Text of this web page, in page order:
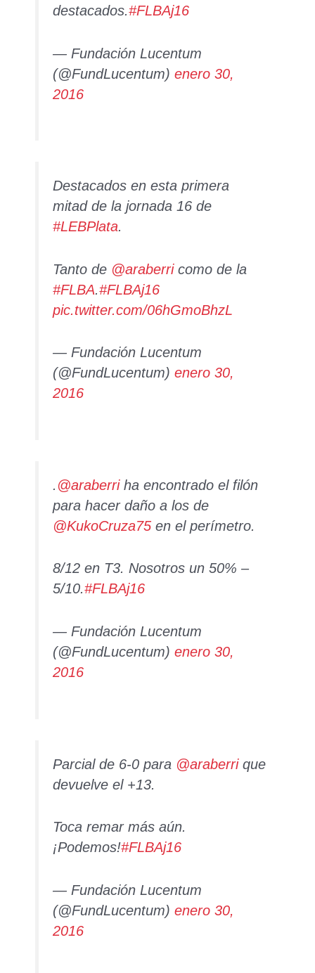
destacados.#FLBAj16
— Fundación Lucentum
(@FundLucentum) enero 30,
2016
Destacados en esta primera
mitad de la jornada 16 de
#LEBPlata.
Tanto de @araberricomo de la
#FLBA.#FLBAj16
pic.twitter.com/06hGmoBhzL
— Fundación Lucentum
(@FundLucentum) enero 30,
2016
. @araberriha encontrado el filón
para hacer daño a los de
@KukoCruza75en el perímetro.
8/12 en T3. Nosotros un 50% –
5/10.#FLBAj16
— Fundación Lucentum
(@FundLucentum) enero 30,
2016
Parcial de 6-0 para @araberrique
devuelve el +13.
Toca remar más aún.
¡Podemos!#FLBAj16
— Fundación Lucentum
(@FundLucentum) enero 30,
2016